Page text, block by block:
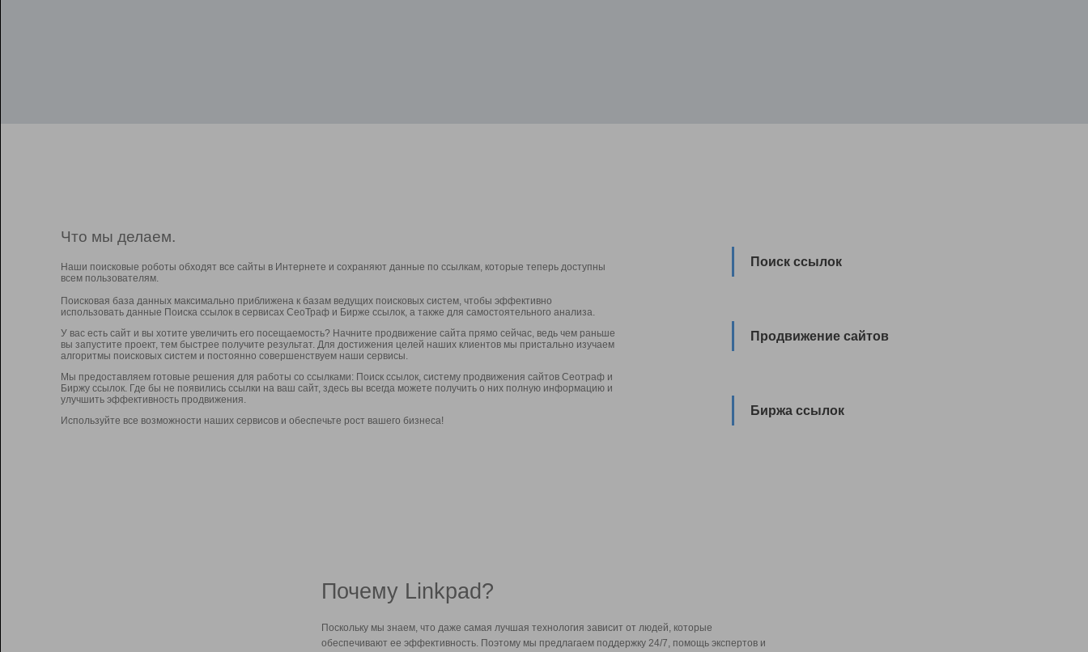
Что мы делаем.
Наши поисковые роботы обходят все сайты в Интернете и сохраняют данные по ссылкам, которые теперь доступны
всем пользователям.
Поисковая база данных максимально приближена к базам ведущих поисковых систем, чтобы эффективно
использовать данные Поиска ссылок в сервисах СеоТраф и Бирже ссылок, а также для самостоятельного анализа.
У вас есть сайт и вы хотите увеличить его посещаемость? Начните продвижение сайта прямо сейчас, ведь чем раньше
вы запустите проект, тем быстрее получите результат. Для достижения целей наших клиентов мы пристально изучаем
алгоритмы поисковых систем и постоянно совершенствуем наши сервисы.
Мы предоставляем готовые решения для работы со ссылками: Поиск ссылок, систему продвижения сайтов Сеотраф и
Биржу ссылок. Где бы не появились ссылки на ваш сайт, здесь вы всегда можете получить о них полную информацию и
улучшить эффективность продвижения.
Используйте все возможности наших сервисов и обеспечьте рост вашего бизнеса!
Поиск ссылок
Продвижение сайтов
Биржа ссылок
Почему Linkpad?
Поскольку мы знаем, что даже самая лучшая технология зависит от людей, которые
обеспечивают ее эффективность. Поэтому мы предлагаем поддержку 24/7, помощь экспертов и